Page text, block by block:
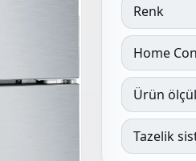
Renk
Home
Ürün
Tazelik